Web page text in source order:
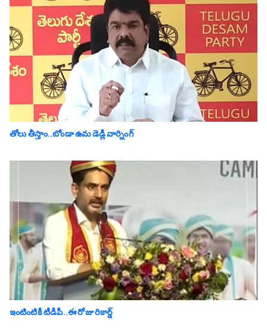
తోలు తీస్తాం..బోండా ఉమ డెడ్లీ వార్నింగ్
ఇంటింటికీ టీడీపీ..ఈ రోజు రికార్డ్